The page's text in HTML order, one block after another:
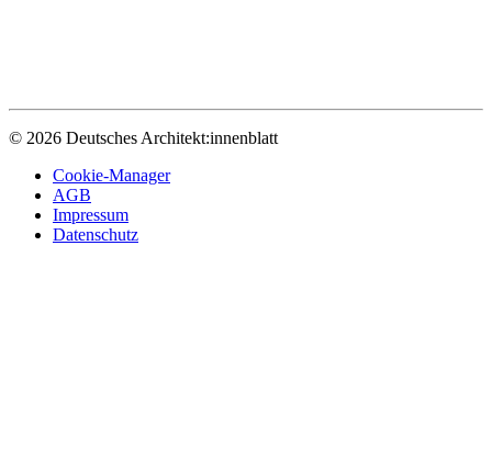
© 2026 Deutsches Architekt:innenblatt
Cookie-Manager
AGB
Impressum
Datenschutz